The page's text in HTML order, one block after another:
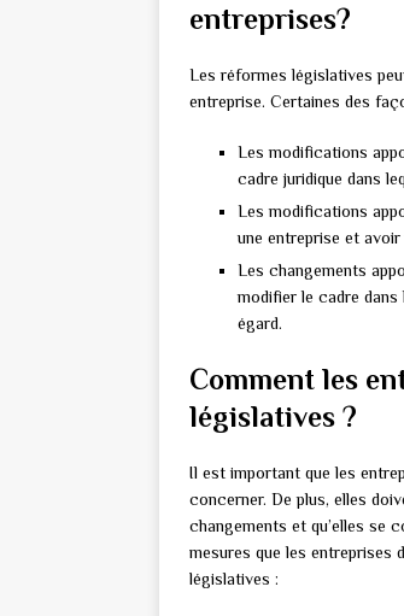
entreprises?
Les réformes législatives
entreprise. Certaines des
Les modifications
cadre juridique dans
Les modifications
une entreprise et
Les changements
modifier le cadre
égard.
Comment les
législatives ?
Il est important que les
concerner. De plus, elles
changements et qu’elles se
mesures que les entreprises
législatives :